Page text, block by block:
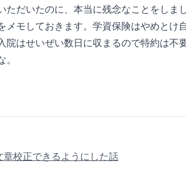
だいたのに、本当に残念なことをしまし
メモしておきます。学資保険はやめとけ
院はせいぜい数日に収まるので特約は不
校正できるようにした話